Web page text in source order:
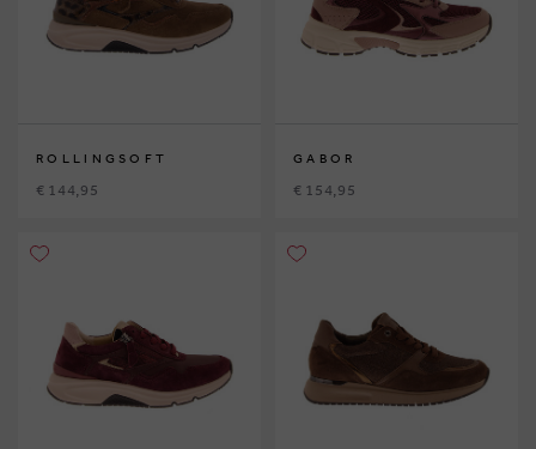
ROLLINGSOFT
€ 144,95
GABOR
€ 154,95